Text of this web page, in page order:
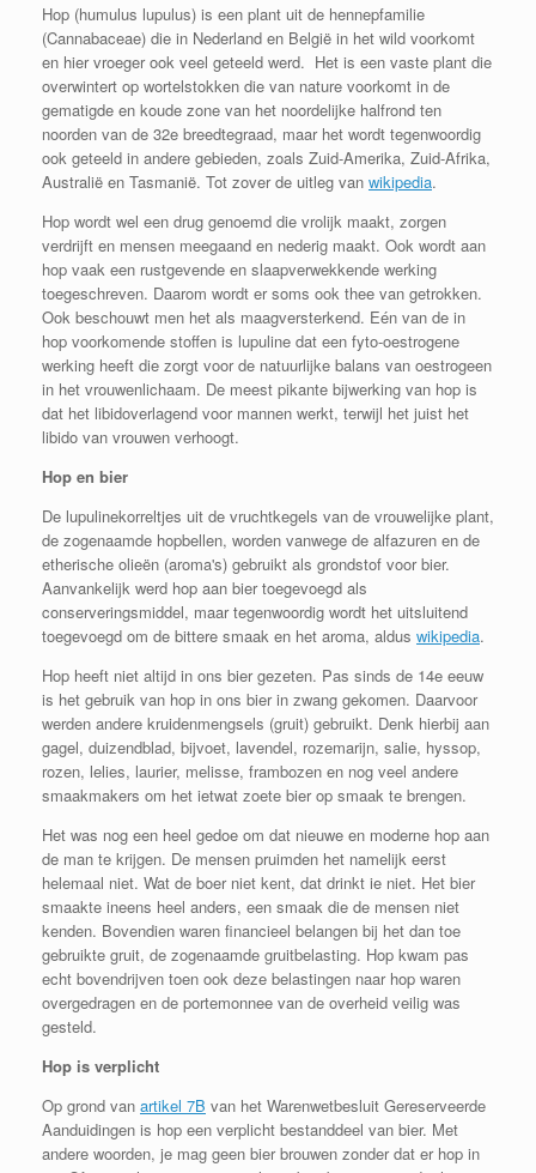
Hop (humulus lupulus) is een plant uit de hennepfamilie
(Cannabaceae) die in Nederland en België in het wild voorkomt
en hier vroeger ook veel geteeld werd. Het is een vaste plant die
overwintert op wortelstokken die van nature voorkomt in de
gematigde en koude zone van het noordelijke halfrond ten
noorden van de 32e breedtegraad, maar het wordt tegenwoordig
ook geteeld in andere gebieden, zoals Zuid-Amerika, Zuid-Afrika,
Australië en Tasmanië. Tot zover de uitleg van wikipedia.
Hop wordt wel een drug genoemd die vrolijk maakt, zorgen
verdrijft en mensen meegaand en nederig maakt. Ook wordt aan
hop vaak een rustgevende en slaapverwekkende werking
toegeschreven. Daarom wordt er soms ook thee van getrokken.
Ook beschouwt men het als maagversterkend. Eén van de in
hop voorkomende stoffen is lupuline dat een fyto-oestrogene
werking heeft die zorgt voor de natuurlijke balans van oestrogeen
in het vrouwenlichaam. De meest pikante bijwerking van hop is
dat het libidoverlagend voor mannen werkt, terwijl het juist het
libido van vrouwen verhoogt.
Hop en bier
De lupulinekorreltjes uit de vruchtkegels van de vrouwelijke plant,
de zogenaamde hopbellen, worden vanwege de alfazuren en de
etherische olieën (aroma's) gebruikt als grondstof voor bier.
Aanvankelijk werd hop aan bier toegevoegd als
conserveringsmiddel, maar tegenwoordig wordt het uitsluitend
toegevoegd om de bittere smaak en het aroma, aldus wikipedia.
Hop heeft niet altijd in ons bier gezeten. Pas sinds de 14e eeuw
is het gebruik van hop in ons bier in zwang gekomen. Daarvoor
werden andere kruidenmengsels (gruit) gebruikt. Denk hierbij aan
gagel, duizendblad, bijvoet, lavendel, rozemarijn, salie, hyssop,
rozen, lelies, laurier, melisse, frambozen en nog veel andere
smaakmakers om het ietwat zoete bier op smaak te brengen.
Het was nog een heel gedoe om dat nieuwe en moderne hop aan
de man te krijgen. De mensen pruimden het namelijk eerst
helemaal niet. Wat de boer niet kent, dat drinkt ie niet. Het bier
smaakte ineens heel anders, een smaak die de mensen niet
kenden. Bovendien waren financieel belangen bij het dan toe
gebruikte gruit, de zogenaamde gruitbelasting. Hop kwam pas
echt bovendrijven toen ook deze belastingen naar hop waren
overgedragen en de portemonnee van de overheid veilig was
gesteld.
Hop is verplicht
Op grond van artikel 7B van het Warenwetbesluit Gereserveerde
Aanduidingen is hop een verplicht bestanddeel van bier. Met
andere woorden, je mag geen bier brouwen zonder dat er hop in